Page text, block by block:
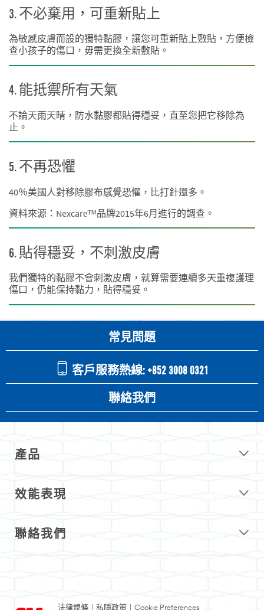
3. 不必棄用，可重新貼上
為敏感皮膚而設的獨特黏膠，讓您可重新貼上敷貼，方便檢
查小孩子的傷口，毋需更換全新敷貼。
4. 能抵禦所有天氣
不論天雨天晴，防水黏膠都貼得穩妥，直至您把它移除為
止。
5. 不再恐懼
40％美國人對移除膠布感覺恐懼，比打針還多。
資料來源：Nexcare™品牌2015年6月進行的調查。
6. 貼得穩妥，不刺激皮膚
我們獨特的黏膠不會刺激皮膚，就算需要連續多天重複護理
傷口，仍能保持黏力，貼得穩妥。
常見問題
客戶服務熱線: +852 3008 0321
聯絡我們
產品
效能表現
聯絡我們
法律規條 私隱政策 Cookie Preferences